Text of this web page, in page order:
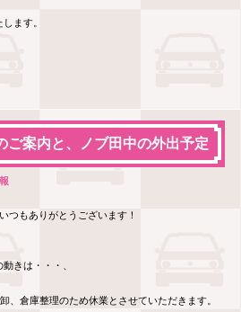
ます。
ご案内と、ノブ田中の外出予定
つもありがとうございます！
きは・・・、
、倉庫整理のため休業とさせていただきます。